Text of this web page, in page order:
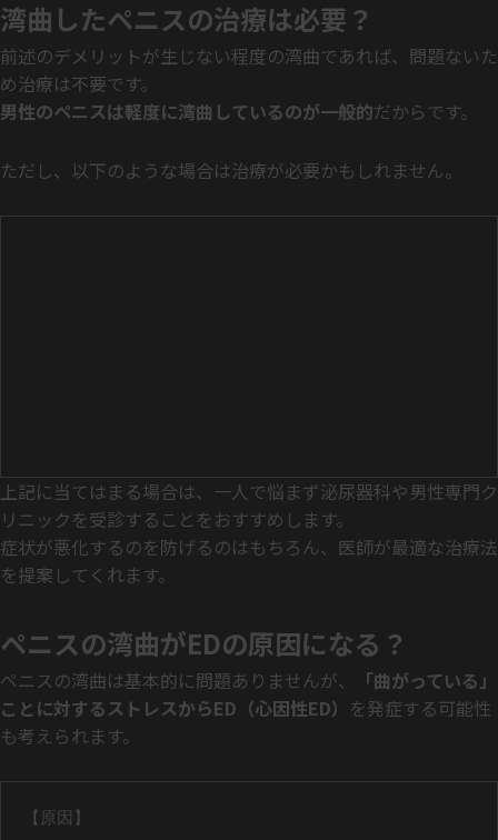
湾曲したペニスの治療は必要？
前述のデメリットが生じない程度の湾曲であれば、問題ないた
め治療は不要です。
男性のペニスは軽度に湾曲しているのが一般的だからです。
ただし、以下のような場合は治療が必要かもしれません。
上記に当てはまる場合は、一人で悩まず泌尿器科や男性専門ク
リニックを受診することをおすすめします。
症状が悪化するのを防げるのはもちろん、医師が最適な治療法
を提案してくれます。
ペニスの湾曲がEDの原因になる？
ペニスの湾曲は基本的に問題ありませんが、
「曲がっている」
ことに対するストレスからED（心因性ED） を発症する可能性
も考えられます。
【原因】